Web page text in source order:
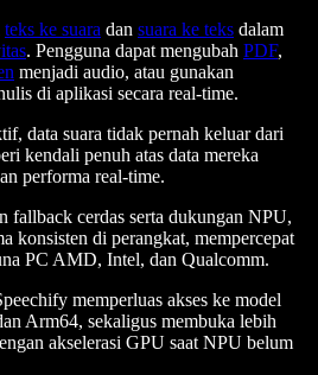
teks ke suara dan suara ke teks dalam
. Pengguna dapat mengubah PDF,
menjadi audio, atau gunakan
di aplikasi secara real-time.
data suara tidak pernah keluar dari
kendali penuh atas data mereka
performa real-time.
fallback cerdas serta dukungan NPU,
konsisten di perangkat, mempercepat
PC AMD, Intel, dan Qualcomm.
memperluas akses ke model
Arm64, sekaligus membuka lebih
akselerasi GPU saat NPU belum